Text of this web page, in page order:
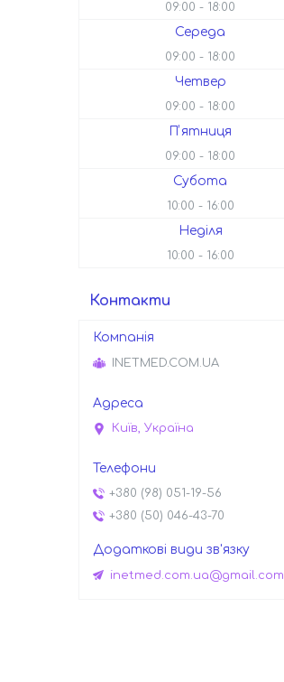
09:00 18:00
Середа
09:00 18:00
Четвер
09:00 18:00
Пʼятниця
09:00 18:00
Субота
10:00 16:00
Неділя
10:00 16:00
Контакти
INETMED.COM.UA
Київ, Україна
+380 (98) 051-19-56
+380 (50) 046-43-70
inetmed.com.ua@gmail.com